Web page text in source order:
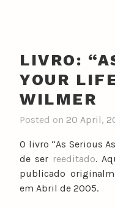
LIVRO:
YOUR
WILMER
Posted on 20 April,
O livro “As Serious
de ser reeditado.
publicado
em Abril de 2005.